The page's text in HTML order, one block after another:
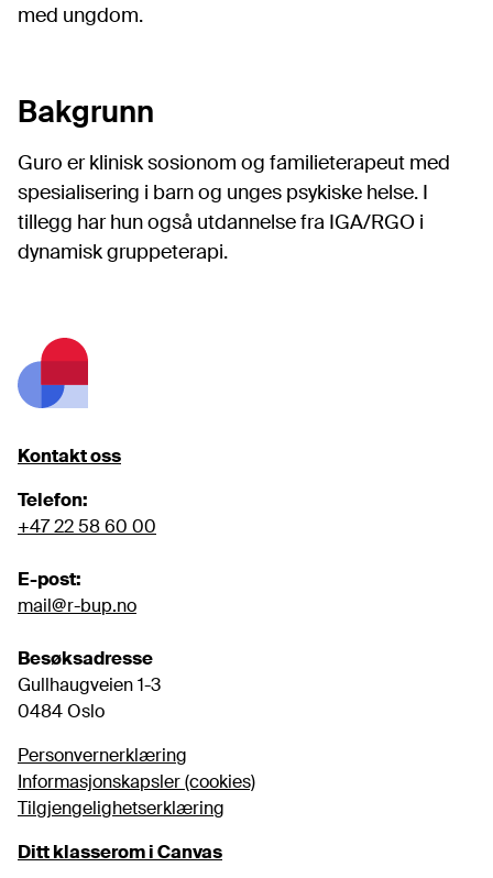
med ungdom.
Bakgrunn
Guro er klinisk sosionom og familieterapeut med
spesialisering i barn og unges psykiske helse. I
tillegg har hun også utdannelse fra IGA/RGO i
dynamisk gruppeterapi.
Footer
Kontakt oss
Telefon:
+47 22 58 60 00
E-post:
mail@r-bup.no
Besøksadresse
Gullhaugveien 1-3
0484 Oslo
Personvernerklæring
Informasjonskapsler (cookies)
Tilgjengelighetserklæring
Ditt klasserom i Canvas